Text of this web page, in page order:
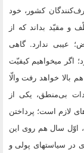
کشور، خود
و مقیّد بداند که از
عیبى ندارد. گاهى
اگر میخواهیم کیفیّت
بالا خواهد رفت والّا
بى‌منطق، یکى از
لازم است؛ پرداختن
اوّل سال هم روى این
در سیاستهاى پولى و